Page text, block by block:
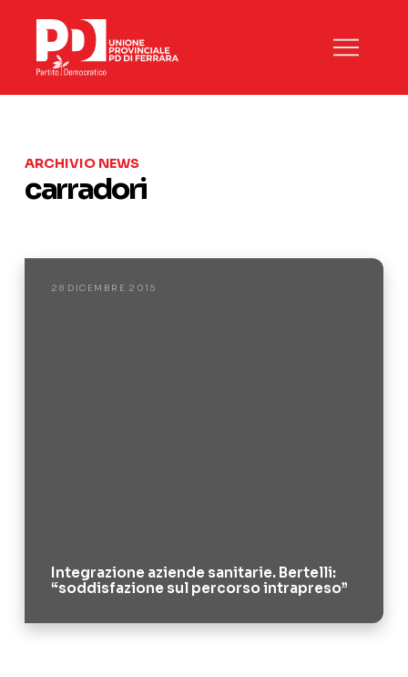
ARCHIVIO NEWS
carradori
28 DICEMBRE 2015
Integrazione aziende sanitarie. Bertelli:
“soddisfazione sul percorso intrapreso”